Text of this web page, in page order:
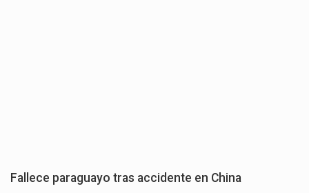
Fallece paraguayo tras accidente en China